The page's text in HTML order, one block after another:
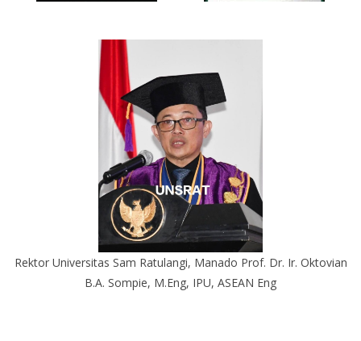
Rektor Universitas Sam Ratulangi, Manado Prof. Dr. Ir. Oktovian
B.A. Sompie, M.Eng, IPU, ASEAN Eng